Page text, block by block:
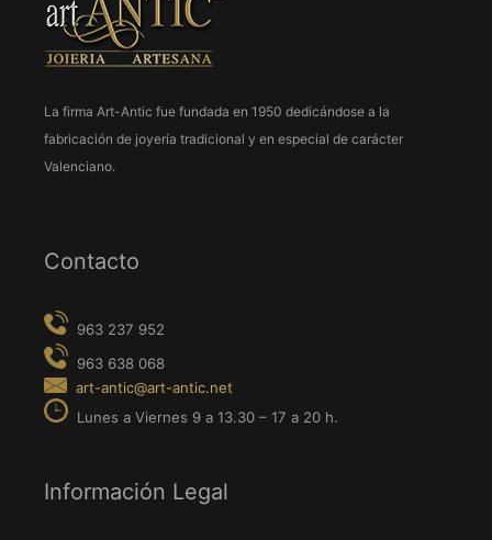
La firma Art-Antic fue fundada en 1950 dedicándose a la
fabricación de joyería tradicional y en especial de carácter
Valenciano.
Contacto
Información Legal